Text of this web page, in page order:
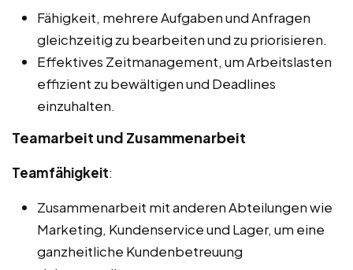
Fähigkeit, mehrere Aufgaben und Anfragen
gleichzeitig zu bearbeiten und zu priorisieren.
Effektives Zeitmanagement, um Arbeitslasten
effizient zu bewältigen und Deadlines
einzuhalten.
Teamarbeit und Zusammenarbeit
Teamfähigkeit:
Zusammenarbeit mit anderen Abteilungen wie
Marketing, Kundenservice und Lager, um eine
ganzheitliche Kundenbetreuung